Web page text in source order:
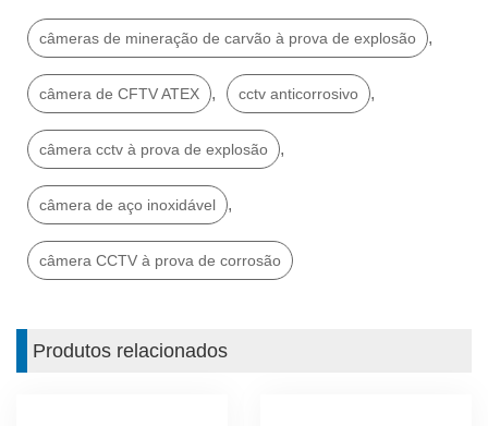
câmeras de mineração de carvão à prova de explosão ,
câmera de CFTV ATEX , cctv anticorrosivo ,
câmera cctv à prova de explosão ,
câmera de aço inoxidável ,
câmera CCTV à prova de corrosão
Produtos relacionados